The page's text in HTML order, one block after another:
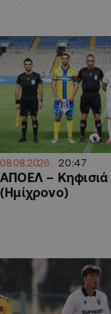
08.08.2026 20:47
ΑΠΟΕΛ – Κηφισιά
(Ημίχρονο)